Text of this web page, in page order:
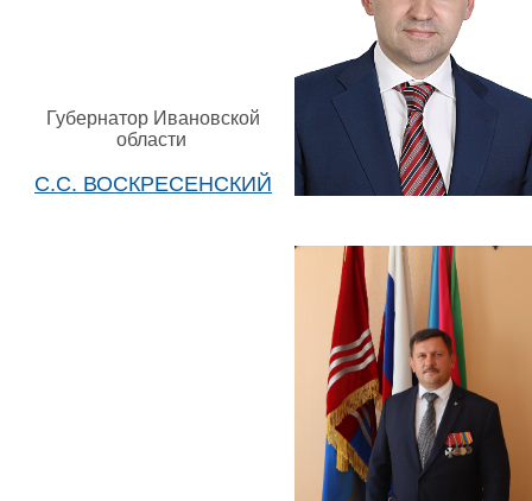
Губернатор Ивановской
области
С.С. ВОСКРЕСЕНСКИЙ